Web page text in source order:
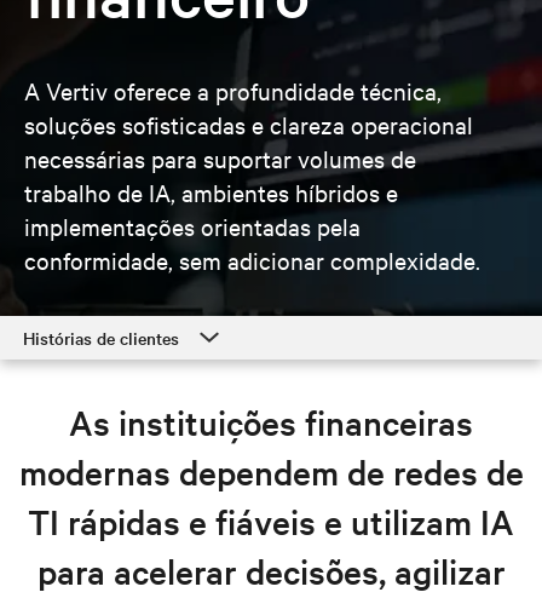
A Vertiv oferece a profundidade técnica,
soluções sofisticadas e clareza operacional
necessárias para suportar volumes de
trabalho de IA, ambientes híbridos e
implementações orientadas pela
conformidade, sem adicionar complexidade.
Histórias de clientes
Soluções financeiras
Recursos
Explore soluções financeiras
As instituições financeiras
modernas dependem de redes de
TI rápidas e fiáveis e utilizam IA
para acelerar decisões, agilizar